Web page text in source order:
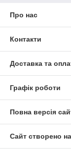
Про нас
Контакти
Доставка та
Графік роботи
Повна версія
Сайт створено